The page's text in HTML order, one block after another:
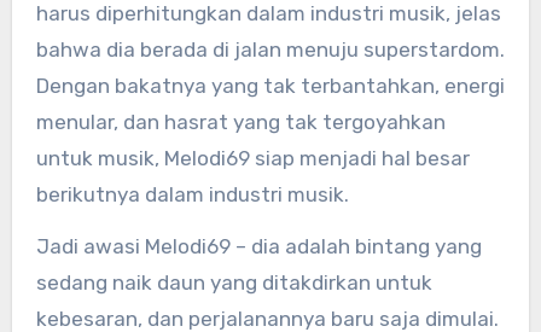
harus diperhitungkan dalam industri musik, jelas
bahwa dia berada di jalan menuju superstardom.
Dengan bakatnya yang tak terbantahkan, energi
menular, dan hasrat yang tak tergoyahkan
untuk musik, Melodi69 siap menjadi hal besar
berikutnya dalam industri musik.
Jadi awasi Melodi69 – dia adalah bintang yang
sedang naik daun yang ditakdirkan untuk
kebesaran, dan perjalanannya baru saja dimulai.